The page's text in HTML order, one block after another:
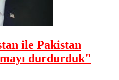
ile Pakistan
durdurduk"